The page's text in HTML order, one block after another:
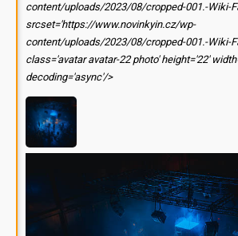
content/uploads/2023/08/cropped-001.-Wiki-
srcset='https://www.novinkyin.cz/wp-
content/uploads/2023/08/cropped-001.-Wiki-
class='avatar avatar-22 photo' height='22'
decoding='async'/>